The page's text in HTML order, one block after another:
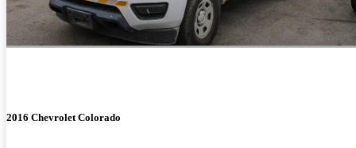
2016 Chevrolet Colorado